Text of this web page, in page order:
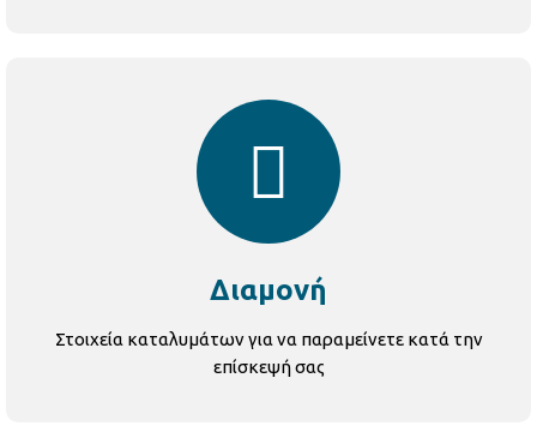
Διαμονή
Στοιχεία καταλυμάτων για να παραμείνετε κατά την
επίσκεψή σας